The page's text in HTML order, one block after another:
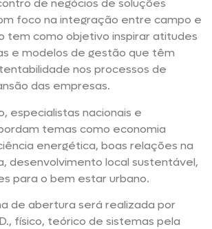
de negócios de soluções
foco na integração entre campo e
tem como objetivo inspirar atitudes
e modelos de gestão que têm
nos processos de
das empresas.
especialistas nacionais e
temas como economia
energética, boas relações na
desenvolvimento local sustentável,
para o bem estar urbano.
de abertura será realizada por
físico, teórico de sistemas pela